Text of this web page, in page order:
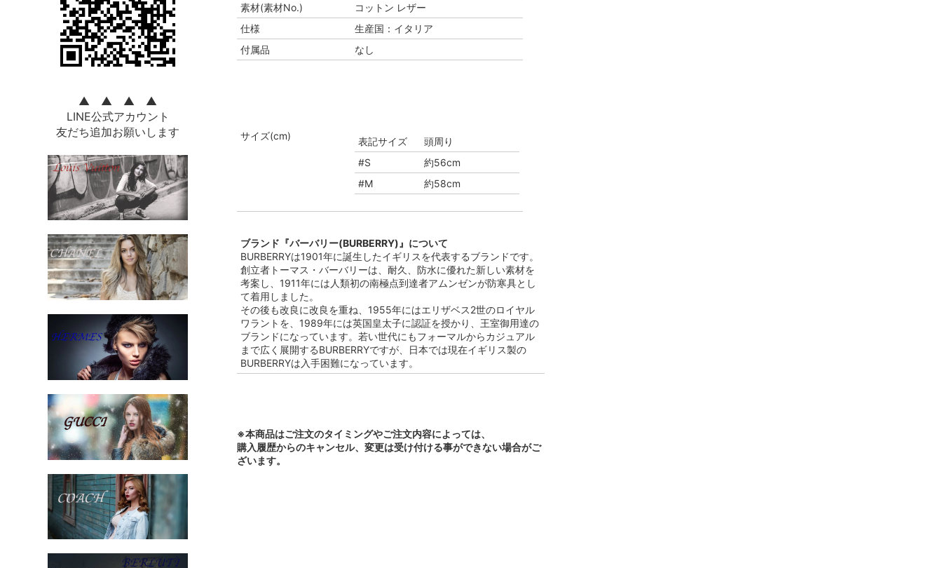
▲ ▲ ▲ ▲
LINE公式アカウント
友だち追加お願いします
素材(素材No.)
コットン レザー
仕様
生産国：イタリア
付属品
なし
サイズ(cm) 表記サイズ
頭周り
#S
約56cm
#M
約58cm
ブランド『バーバリー(BURBERRY)』について
BURBERRYは1901年に誕生したイギリスを代表するブランドです。
創立者トーマス・バーバリーは、耐久、防水に優れた新しい素材を
考案し、1911年には人類初の南極点到達者アムンゼンが防寒具とし
て着用しました。
その後も改良に改良を重ね、1955年にはエリザベス2世のロイヤル
ワラントを、1989年には英国皇太子に認証を授かり、王室御用達の
ブランドになっています。若い世代にもフォーマルからカジュアル
まで広く展開するBURBERRYですが、日本では現在イギリス製の
BURBERRYは入手困難になっています。
※本商品はご注文のタイミングやご注文内容によっては、
購入履歴からのキャンセル、変更は受け付ける事ができない場合がご
ざいます。